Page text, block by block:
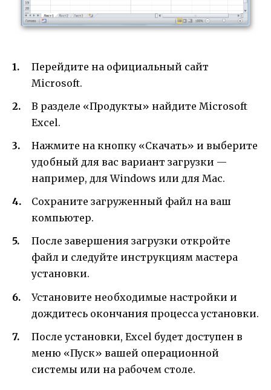
Перейдите на официальный сайт
Microsoft.
В разделе «Продукты» найдите Microsoft
Excel.
Нажмите на кнопку «Скачать» и выберите
удобный для вас вариант загрузки —
например, для Windows или для Mac.
Сохраните загруженный файл на ваш
компьютер.
После завершения загрузки откройте
файл и следуйте инструкциям мастера
установки.
Установите необходимые настройки и
дождитесь окончания процесса установки.
После установки, Excel будет доступен в
меню «Пуск» вашей операционной
системы или на рабочем столе.